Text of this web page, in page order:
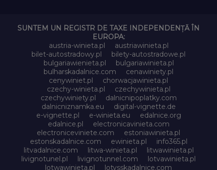
SUNTEM UN REGISTR DE TAXE INDEPENDENȚĂ ÎN
EUROPA:
austria-winieta.pl
austriawinieta.pl
bilet-autostradowy.pl
bilety-autostradowe.pl
bulgariawienieta.pl
bulgariawinieta.pl
bulharskadalnice.com
cenawiniety.pl
cenywiniet.pl
chorwacjawinieta.pl
czechy-winieta.pl
czechywinieta.pl
czechywiniety.pl
dalnicnipoplatky.com
dalnicniznamka.eu
digital-vignette.de
e-vignette.pl
e-winieta.eu
edalnice.org
edalnice.pl
electronicavinieta.com
electroniceviniete.com
estoniawinieta.pl
estonskadalnice.com
ewinieta.pl
info365.pl
litvadalnice.com
litwa-winieta.pl
litwawinieta.pl
livignotunel.pl
livignotunnel.com
lotvawinieta.pl
lotwawinieta.pl
lotysskadalnice.com